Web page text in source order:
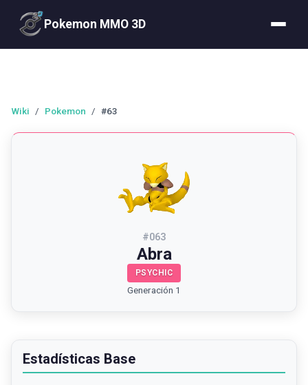
Pokemon MMO 3D
Wiki / Pokemon / #63
#063
Abra
PSYCHIC
Generación 1
Estadísticas Base